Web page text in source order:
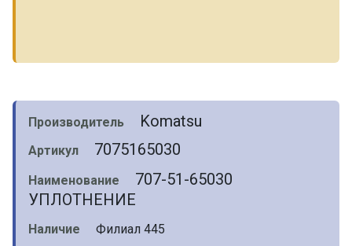
Производитель Komatsu
Артикул 7075165030
Наименование
707-51-65030
УПЛОТНЕНИЕ
Наличие
Филиал 445